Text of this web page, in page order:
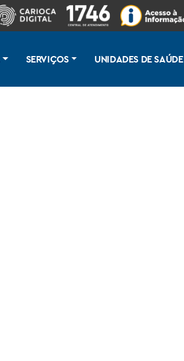
SERVIÇOS UNIDADES DE SAÚDE